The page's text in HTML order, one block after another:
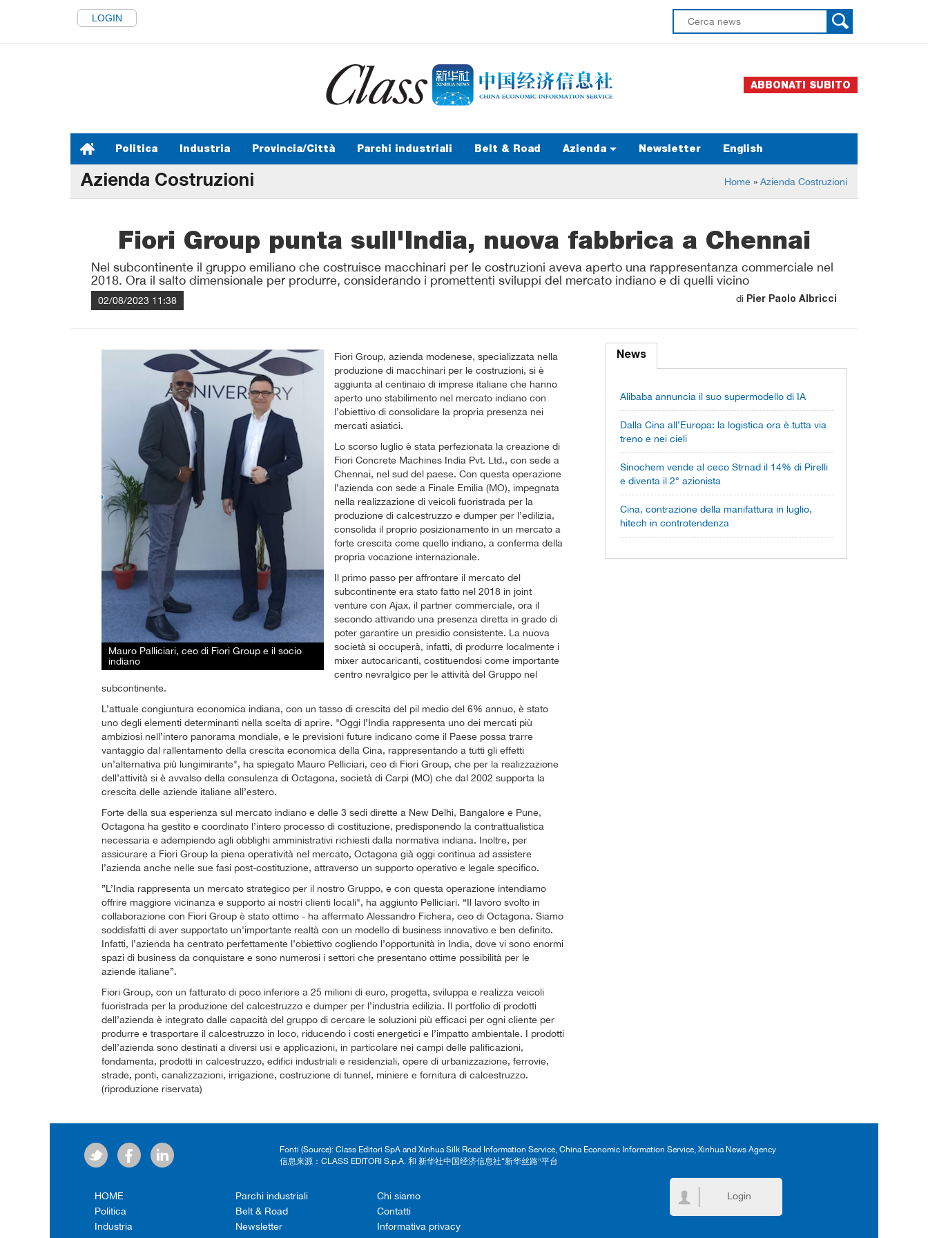
LOGIN
ABBONATI SUBITO
Politica Industria Provincia/Città Parchi industriali Belt & Road Azienda Newsletter English
Azienda Costruzioni Home » Azienda Costruzioni
Fiori Group punta sull'India, nuova fabbrica a Chennai
Nel subcontinente il gruppo emiliano che costruisce macchinari per le costruzioni aveva aperto una rappresentanza commerciale nel
2018. Ora il salto dimensionale per produrre, considerando i promettenti sviluppi del mercato indiano e di quelli vicino
02/08/2023 11:38 di Pier Paolo Albricci
Mauro Palliciari, ceo di Fiori Group e il socio
indiano
Fiori Group, azienda modenese, specializzata nella
produzione di macchinari per le costruzioni, si è
aggiunta al centinaio di imprese italiane che hanno
aperto uno stabilimento nel mercato indiano con
l’obiettivo di consolidare la propria presenza nei
mercati asiatici.
Lo scorso luglio è stata perfezionata la creazione di
Fiori Concrete Machines India Pvt. Ltd., con sede a
Chennai, nel sud del paese. Con questa operazione
l’azienda con sede a Finale Emilia (MO), impegnata
nella realizzazione di veicoli fuoristrada per la
produzione di calcestruzzo e dumper per l’edilizia,
consolida il proprio posizionamento in un mercato a
forte crescita come quello indiano, a conferma della
propria vocazione internazionale.
Il primo passo per affrontare il mercato del
subcontinente era stato fatto nel 2018 in joint
venture con Ajax, il partner commerciale, ora il
secondo attivando una presenza diretta in grado di
poter garantire un presidio consistente. La nuova
società si occuperà, infatti, di produrre localmente i
mixer autocaricanti, costituendosi come importante
centro nevralgico per le attività del Gruppo nel
subcontinente.
L’attuale congiuntura economica indiana, con un tasso di crescita del pil medio del 6% annuo, è stato
uno degli elementi determinanti nella scelta di aprire. "Oggi l’India rappresenta uno dei mercati più
ambiziosi nell’intero panorama mondiale, e le previsioni future indicano come il Paese possa trarre
vantaggio dal rallentamento della crescita economica della Cina, rappresentando a tutti gli effetti
un’alternativa più lungimirante", ha spiegato Mauro Pelliciari, ceo di Fiori Group, che per la realizzazione
dell’attività si è avvalso della consulenza di Octagona, società di Carpi (MO) che dal 2002 supporta la
crescita delle aziende italiane all’estero.
Forte della sua esperienza sul mercato indiano e delle 3 sedi dirette a New Delhi, Bangalore e Pune,
Octagona ha gestito e coordinato l’intero processo di costituzione, predisponendo la contrattualistica
necessaria e adempiendo agli obblighi amministrativi richiesti dalla normativa indiana. Inoltre, per
assicurare a Fiori Group la piena operatività nel mercato, Octagona già oggi continua ad assistere
l’azienda anche nelle sue fasi post-costituzione, attraverso un supporto operativo e legale specifico.
”L’India rappresenta un mercato strategico per il nostro Gruppo, e con questa operazione intendiamo
offrire maggiore vicinanza e supporto ai nostri clienti locali", ha aggiunto Pelliciari. “Il lavoro svolto in
collaborazione con Fiori Group è stato ottimo - ha affermato Alessandro Fichera, ceo di Octagona. Siamo
soddisfatti di aver supportato un'importante realtà con un modello di business innovativo e ben definito.
Infatti, l’azienda ha centrato perfettamente l’obiettivo cogliendo l’opportunità in India, dove vi sono enormi
spazi di business da conquistare e sono numerosi i settori che presentano ottime possibilità per le
aziende italiane”.
Fiori Group, con un fatturato di poco inferiore a 25 milioni di euro, progetta, sviluppa e realizza veicoli
fuoristrada per la produzione del calcestruzzo e dumper per l’industria edilizia. Il portfolio di prodotti
dell’azienda è integrato dalle capacità del gruppo di cercare le soluzioni più efficaci per ogni cliente per
produrre e trasportare il calcestruzzo in loco, riducendo i costi energetici e l’impatto ambientale. I prodotti
dell’azienda sono destinati a diversi usi e applicazioni, in particolare nei campi delle palificazioni,
fondamenta, prodotti in calcestruzzo, edifici industriali e residenziali, opere di urbanizzazione, ferrovie,
strade, ponti, canalizzazioni, irrigazione, costruzione di tunnel, miniere e fornitura di calcestruzzo.
(riproduzione riservata)
News
Alibaba annuncia il suo supermodello di IA
Dalla Cina all’Europa: la logistica ora è tutta via
treno e nei cieli
Sinochem vende al ceco Strnad il 14% di Pirelli
e diventa il 2° azionista
Cina, contrazione della manifattura in luglio,
hitech in controtendenza
Fonti (Source): Class Editori SpA and Xinhua Silk Road Information Service, China Economic Information Service, Xinhua News Agency
信息来源：CLASS EDITORI S.p.A. 和 新华社中国经济信息社“新华丝路”平台
HOME
Politica
Industria
Parchi industriali
Belt & Road
Newsletter
Chi siamo
Contatti
Informativa privacy
Login